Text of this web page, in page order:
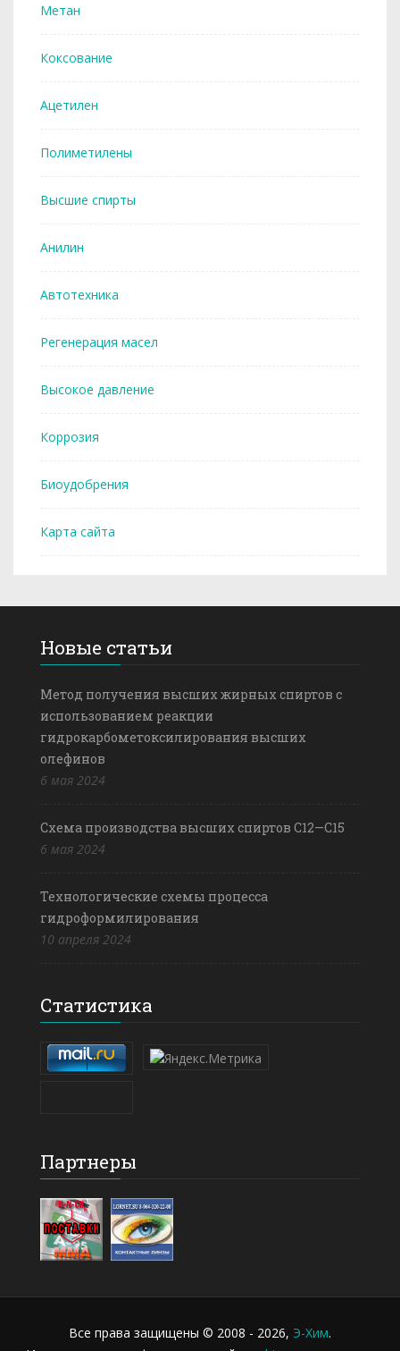
Метан
Коксование
Ацетилен
Полиметилены
Высшие спирты
Анилин
Автотехника
Регенерация масел
Высокое давление
Коррозия
Биоудобрения
Карта сайта
Новые статьи
Метод получения высших жирных спиртов с
использованием реакции
гидрокарбометоксилирования высших
олефинов
6 мая 2024
Схема производства высших спиртов С12—С15
6 мая 2024
Технологические схемы процесса
гидроформилирования
10 апреля 2024
Статистика
Партнеры
Все права защищены © 2008 - 2026, Э-Хим.